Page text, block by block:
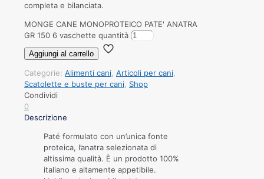
completa e bilanciata.
MONGE CANE MONOPROTEICO PATE' ANATRA
GR 150 6 vaschette quantità
Aggiungi al carrello
Categorie: Alimenti cani, Articoli per cani,
Scatolette e buste per cani, Shop
Condividi
0
Descrizione
Paté formulato con un’unica fonte
proteica, l’anatra selezionata di
altissima qualità. È un prodotto 100%
italiano e altamente appetibile.